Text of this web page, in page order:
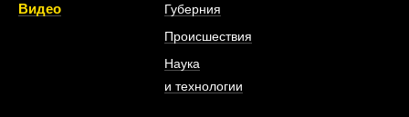
Видео
Губерния
Происшествия
Наука
и технологии